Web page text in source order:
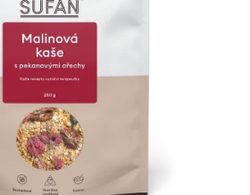
FIREMNÍ DÁRKY